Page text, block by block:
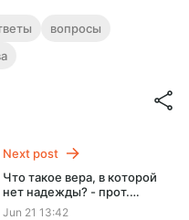
вопросы
Next post
Что такое вера, в которой
нет надежды? - прот.
Алексей Уминский,
Jun 21 13:42